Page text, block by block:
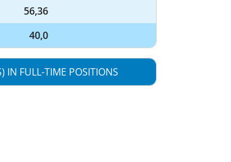
56,36
40,0
IN FULL-TIME POSITIONS